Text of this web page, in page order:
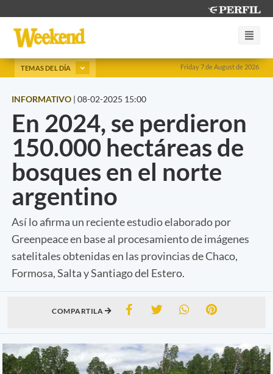
Friday 7 de August de 2026
TEMAS DEL DÍA
INFORMATIVO | 08-02-2025 15:00
En 2024, se perdieron
150.000 hectáreas de
bosques en el norte
argentino
Así lo afirma un reciente estudio elaborado por
Greenpeace en base al procesamiento de imágenes
satelitales obtenidas en las provincias de Chaco,
Formosa, Salta y Santiago del Estero.
COMPARTILA